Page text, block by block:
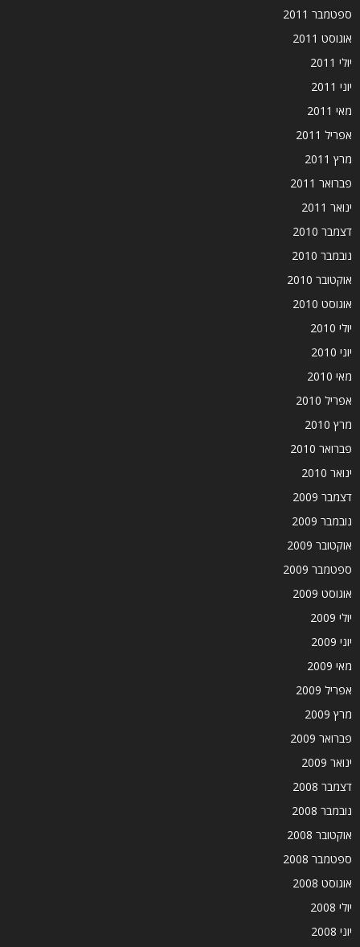
ספטמבר 2011
אוגוסט 2011
יולי 2011
יוני 2011
מאי 2011
אפריל 2011
מרץ 2011
פברואר 2011
ינואר 2011
דצמבר 2010
נובמבר 2010
אוקטובר 2010
אוגוסט 2010
יולי 2010
יוני 2010
מאי 2010
אפריל 2010
מרץ 2010
פברואר 2010
ינואר 2010
דצמבר 2009
נובמבר 2009
אוקטובר 2009
ספטמבר 2009
אוגוסט 2009
יולי 2009
יוני 2009
מאי 2009
אפריל 2009
מרץ 2009
פברואר 2009
ינואר 2009
דצמבר 2008
נובמבר 2008
אוקטובר 2008
ספטמבר 2008
אוגוסט 2008
יולי 2008
יוני 2008